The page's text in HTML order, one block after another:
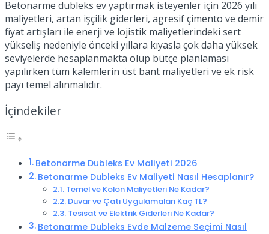
Betonarme dubleks ev yaptırmak isteyenler için 2026 yılı
maliyetleri, artan işçilik giderleri, agresif çimento ve demir
fiyat artışları ile enerji ve lojistik maliyetlerindeki sert
yükseliş nedeniyle önceki yıllara kıyasla çok daha yüksek
seviyelerde hesaplanmakta olup bütçe planlaması
yapılırken tüm kalemlerin üst bant maliyetleri ve ek risk
payı temel alınmalıdır.
İçindekiler
Betonarme Dubleks Ev Maliyeti 2026
Betonarme Dubleks Ev Maliyeti Nasıl Hesaplanır?
Temel ve Kolon Maliyetleri Ne Kadar?
Duvar ve Çatı Uygulamaları Kaç TL?
Tesisat ve Elektrik Giderleri Ne Kadar?
Betonarme Dubleks Evde Malzeme Seçimi Nasıl